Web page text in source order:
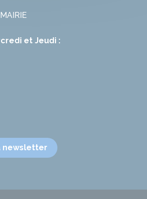
et Jeudi :
newsletter